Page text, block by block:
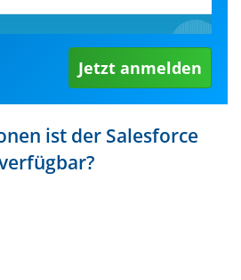
Jetzt anmelden
ist der Salesforce